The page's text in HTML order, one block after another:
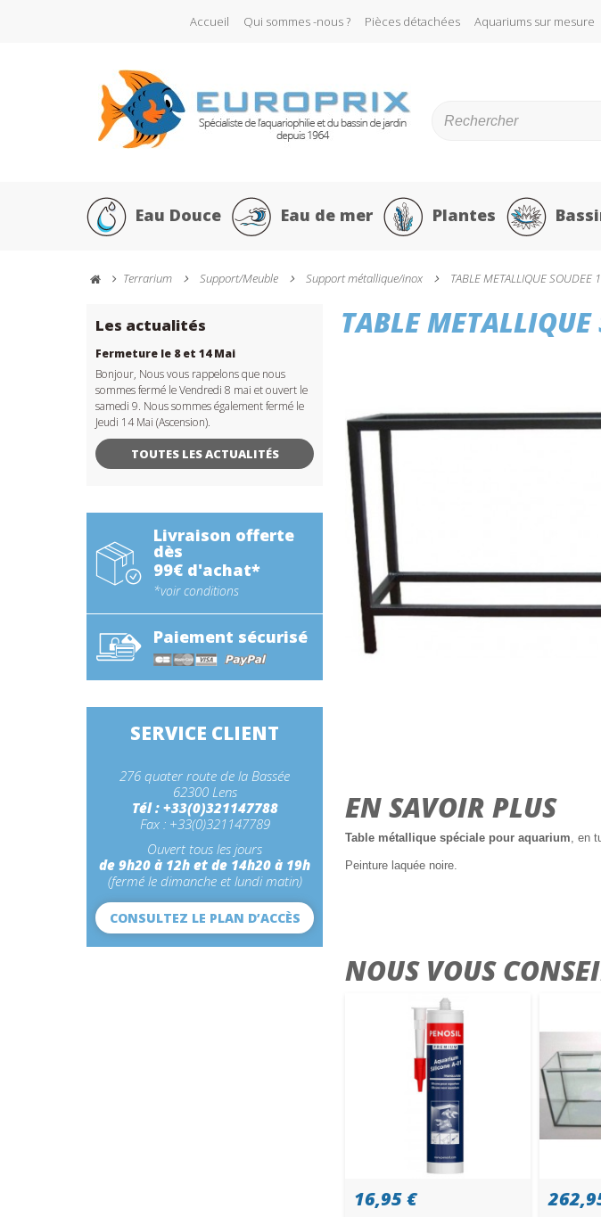
Accueil Qui sommes -nous ? Pièces détachées Aquariums sur mesure
Eau Douce Eau de mer Plantes
Terrarium Support/Meuble Support métallique/inox TABLE METALLIQUE
TABLE
EN SAVOIR PLUS
Table métallique spéciale pour aquarium, en
Peinture laquée noire.
NOUS VOUS
16,95 €
Les actualités
Fermeture le 8 et 14 Mai
Bonjour, Nous vous rappelons que nous
sommes fermé le Vendredi 8 mai et ouvert le
samedi 9. Nous sommes également fermé le
Jeudi 14 Mai (Ascension).
TOUTES LES ACTUALITÉS
Livraison offerte
dès
99€ d'achat*
*voir conditions
Paiement sécurisé
SERVICE CLIENT
276 quater route de la Bassée
62300 Lens
Tél : +33(0)321147788
Fax : +33(0)321147789
Ouvert tous les jours
de 9h20 à 12h et de 14h20 à 19h
(fermé le dimanche et lundi matin)
CONSULTEZ LE PLAN D’ACCÈS